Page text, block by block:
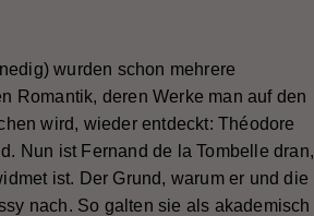
wurden schon mehrere
Romantik, deren Werke man auf den
wird, wieder entdeckt: Théodore
Nun ist Fernand de la Tombelle dran,
ist. Der Grund, warum er und die
nach. So galten sie als akademisch